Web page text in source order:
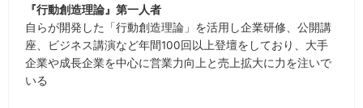
『行動創造理論』第一人者
自らが開発した「行動創造理論」を活用し企業研修、公開講
座、ビジネス講演など年間100回以上登壇をしており、大手
企業や成長企業を中心に営業力向上と売上拡大に力を注いで
いる